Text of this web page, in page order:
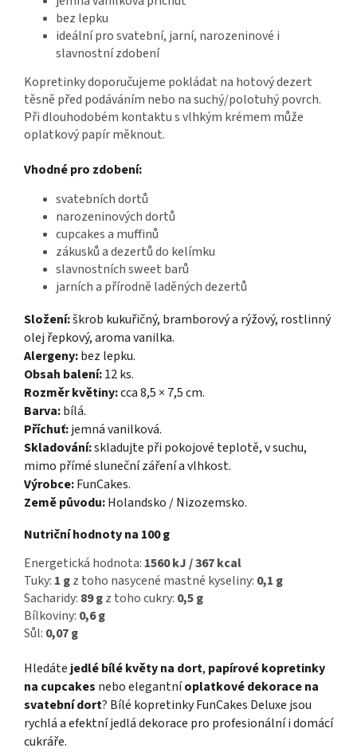
bez lepku
ideální pro svatební, jarní, narozeninové i
slavnostní zdobení
Kopretinky doporučujeme pokládat na hotový dezert
těsně před podáváním nebo na suchý/polotuhý povrch.
Při dlouhodobém kontaktu s vlhkým krémem může
oplatkový papír měknout.
Vhodné pro zdobení:
svatebních dortů
narozeninových dortů
cupcakes a muffinů
zákusků a dezertů do kelímku
slavnostních sweet barů
jarních a přírodně laděných dezertů
Složení:škrob kukuřičný, bramborový a rýžový, rostlinný
olej řepkový, aroma vanilka.
Alergeny:bez lepku.
Obsah balení:12 ks.
Rozměr květiny:cca 8,5 × 7,5 cm.
Barva:bílá.
Příchuť:jemná vanilková.
Skladování:skladujte při pokojové teplotě, v suchu,
mimo přímé sluneční záření a vlhkost.
Výrobce:FunCakes.
Země původu:Holandsko / Nizozemsko.
Nutriční hodnoty na 100 g
Energetická hodnota: 1560 kJ / 367 kcal
Tuky: 1 gz toho nasycené mastné kyseliny: 0,1 g
Sacharidy: 89 gz toho cukry: 0,5 g
Bílkoviny: 0,6 g
Sůl: 0,07 g
Hledátejedlé bílé květy na dort, papírové kopretinky
na cupcakes nebo elegantníoplatkové dekorace na
svatební dort? Bílé kopretinky FunCakes Deluxe jsou
rychlá a efektní jedlá dekorace pro profesionální i domácí
cukráře.